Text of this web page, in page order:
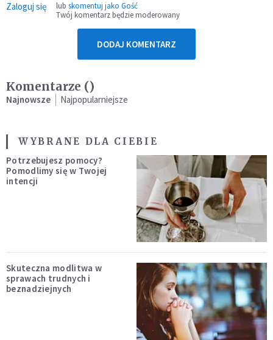
Zaloguj się lub skomentuj jako Gość
Twój komentarz będzie moderowany
DODAJ KOMENTARZ
Komentarze ()
Najnowsze Najpopularniejsze
WYBRANE DLA CIEBIE
Potrzebujesz pomocy?
Pomodlimy się w Twojej
intencji
Skuteczna modlitwa w
sprawach trudnych i
beznadziejnych